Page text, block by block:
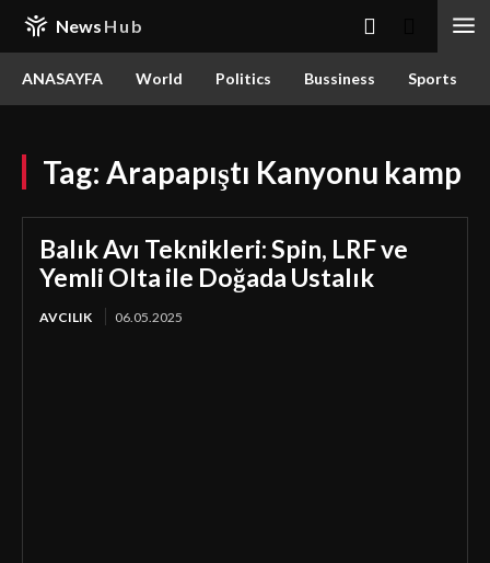
News Hub
ANASAYFA World Politics Bussiness Sports
Tag: Arapapıştı Kanyonu kamp
Balık Avı Teknikleri: Spin, LRF ve
Yemli Olta ile Doğada Ustalık
AVCILIK 06.05.2025